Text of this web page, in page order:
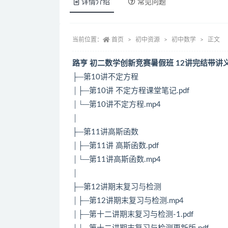
详情介绍 常见问题
当前位置： 首页 初中资源 初中数学 正文
路亨 初二数学创新竞赛暑假班 12讲完结带讲
├─第10讲不定方程
│├─第10讲 不定方程课堂笔记.pdf
│└─第10讲不定方程.mp4
├─第11讲高斯函数
│├─第11讲 高斯函数.pdf
│└─第11讲高斯函数.mp4
├─第12讲期末复习与检测
│├─第12讲期末复习与检测.mp4
│├─第十二讲期末复习与检测-1.pdf